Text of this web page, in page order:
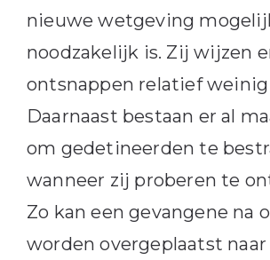
nieuwe wetgeving
noodzakelijk is. Zij wijzen
ontsnappen relatief
Daarnaast bestaan er al
om gedetineerden te
wanneer zij proberen te
Zo kan een gevangene na
worden overgeplaatst naar